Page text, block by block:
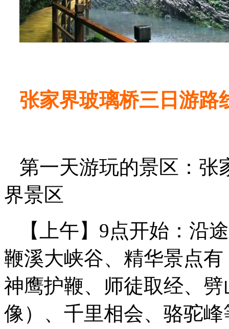
张家界玻璃桥三日游路
第一天游玩的景区：张
界景区
【上午】9点开始：沿
鞭溪大峡谷、精华景点
神鹰护鞭、师徒取经、
像）、千里相会、骆驼